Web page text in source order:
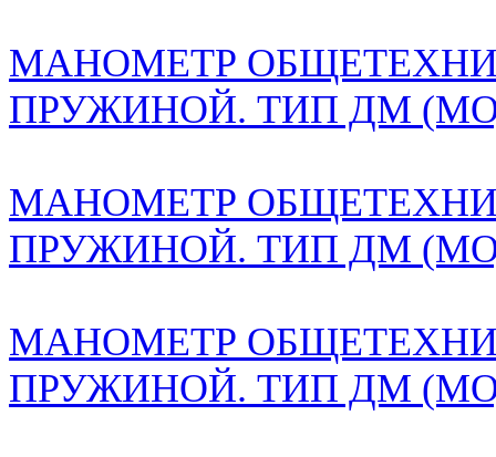
МАНОМЕТР
ПРУЖИНОЙ. ТИП ДМ
МАНОМЕТР
ПРУЖИНОЙ. ТИП ДМ
МАНОМЕТР
ПРУЖИНОЙ. ТИП ДМ